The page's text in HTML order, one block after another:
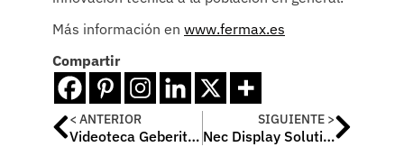
Más información en www.fermax.es
Compartir
< ANTERIOR
Videoteca Geberit para un baño mejor
SIGUIENTE >
Nec Display Solutions presente en el Casino Gran Madrid